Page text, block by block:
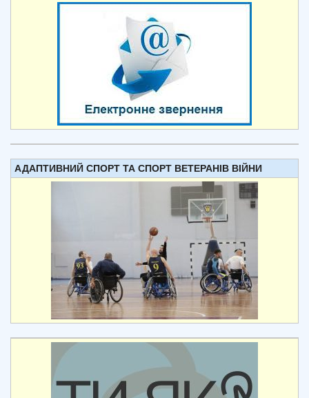
АДАПТИВНИЙ СПОРТ ТА СПОРТ ВЕТЕРАНІВ ВІЙНИ